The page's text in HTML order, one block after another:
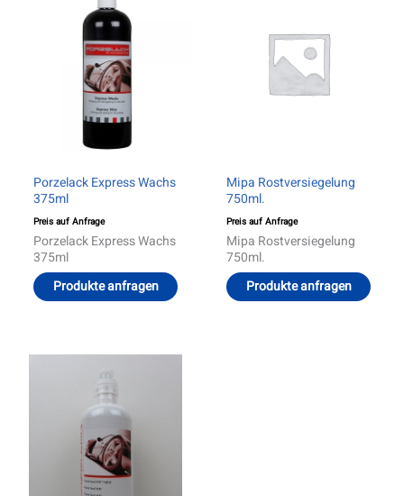
Porzelack Express Wachs
375ml
Preis auf Anfrage
Porzelack Express Wachs
375ml
Produkte anfragen
Mipa Rostversiegelung
750ml.
Preis auf Anfrage
Mipa Rostversiegelung
750ml.
Produkte anfragen